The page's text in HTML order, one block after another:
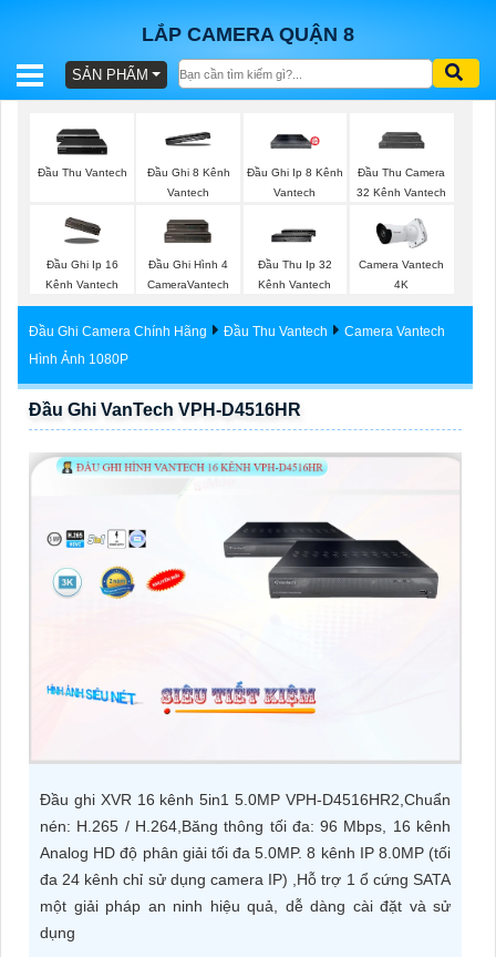
LẮP CAMERA QUẬN 8
BÁO
TRỌN
SẢN
TƯ
LẮP
PHỤ
TƯ
DỊCH
VỤ
SẢN PHẨM
Đầu Thu Vantech
Đầu Ghi 8 Kênh
Vantech
Đầu Ghi Ip 8 Kênh
Vantech
Đầu Thu Camera
32 Kênh Vantech
Đầu Ghi Ip 16
Kênh Vantech
Đầu Ghi Hình 4
CameraVantech
Đầu Thu Ip 32
Kênh Vantech
Camera Vantech
4K
Đầu Ghi Camera Chính Hãng Đầu Thu Vantech
Camera Vantech
Hình Ảnh 1080P
Đầu Ghi VanTech VPH-D4516HR
Đầu ghi XVR 16 kênh 5in1 5.0MP VPH-D4516HR2,Chuẩn
nén: H.265 / H.264,Băng thông tối đa: 96 Mbps, 16 kênh
Analog HD độ phân giải tối đa 5.0MP. 8 kênh IP 8.0MP (tối
đa 24 kênh chỉ sử dụng camera IP) ,Hỗ trợ 1 ổ cứng SATA
một giải pháp an ninh hiệu quả, dễ dàng cài đặt và sử
dụng